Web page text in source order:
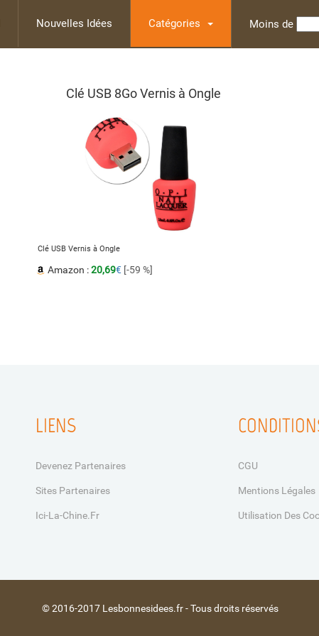
Nouvelles Idées Catégories Moins de
Clé USB 8Go Vernis à Ongle
Clé USB Vernis à Ongle
Amazon :20,69€ [-59 %]
LIENS
Devenez Partenaires
Sites Partenaires
Ici-La-Chine.fr
CGU
Mentions Légales
Utilisation Des
© 2016-2017 Lesbonnesidees.fr - Tous droits réservés